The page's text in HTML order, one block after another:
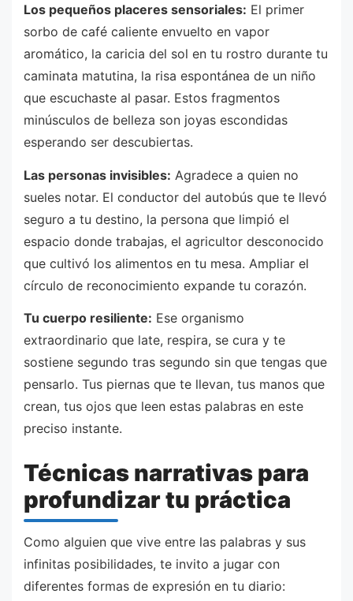
Los pequeños placeres sensoriales: El primer
sorbo de café caliente envuelto en vapor
aromático, la caricia del sol en tu rostro durante tu
caminata matutina, la risa espontánea de un niño
que escuchaste al pasar. Estos fragmentos
minúsculos de belleza son joyas escondidas
esperando ser descubiertas.
Las personas invisibles: Agradece a quien no
sueles notar. El conductor del autobús que te llevó
seguro a tu destino, la persona que limpió el
espacio donde trabajas, el agricultor desconocido
que cultivó los alimentos en tu mesa. Ampliar el
círculo de reconocimiento expande tu corazón.
Tu cuerpo resiliente: Ese organismo
extraordinario que late, respira, se cura y te
sostiene segundo tras segundo sin que tengas que
pensarlo. Tus piernas que te llevan, tus manos que
crean, tus ojos que leen estas palabras en este
preciso instante.
Técnicas narrativas para
profundizar tu práctica
Como alguien que vive entre las palabras y sus
infinitas posibilidades, te invito a jugar con
diferentes formas de expresión en tu diario: